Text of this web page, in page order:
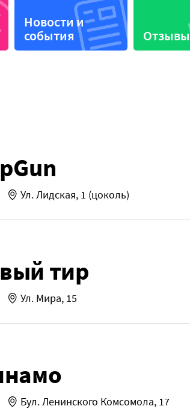
центры
Новости и
события
Отзывы
Ул. Лидская, 1 (цоколь)
тир
Ул. Мира, 15
Бул. Ленинского Комсомола, 17